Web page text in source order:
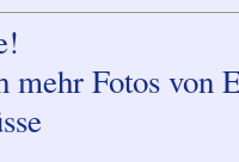
mehr Fotos von